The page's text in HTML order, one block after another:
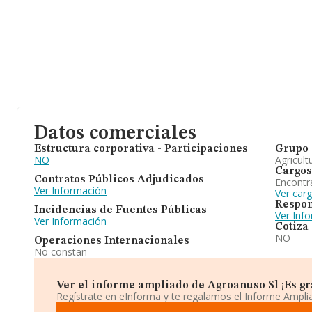
Datos comerciales
Estructura corporativa - Participaciones
NO
Contratos Públicos Adjudicados
Ver Información
Incidencias de Fuentes Públicas
Ver Información
Operaciones Internacionales
No constan
Grupo
Cargos
Ver
Ver
Cotiza
NO
Ver el informe ampliado de Agroanuso Sl ¡Es
Regístrate en eInforma y te regalamos el Informe